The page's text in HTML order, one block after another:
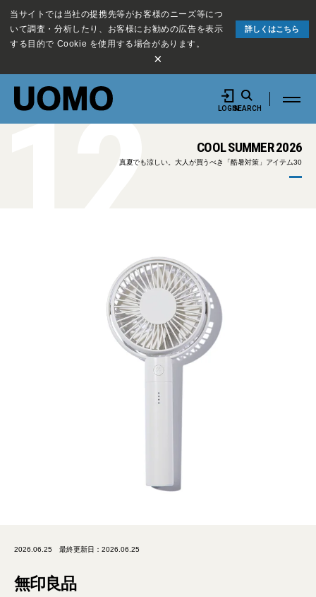
当サイトでは当社の提携先等がお客様のニーズ等につ
いて調査・分析したり、お客様にお勧めの広告を表示
する目的で Cookie を使用する場合があります。
詳しくはこちら
×
LOGINSEARCH
COOL SUMMER 2026
真夏でも涼しい。大人が買うべき「酷暑対策」アイテム30
12
2026.06.25 最終更新日：2026.06.25
無印良品